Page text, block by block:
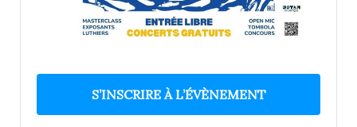
S’INSCRIRE À L’ÉVÈNEMENT